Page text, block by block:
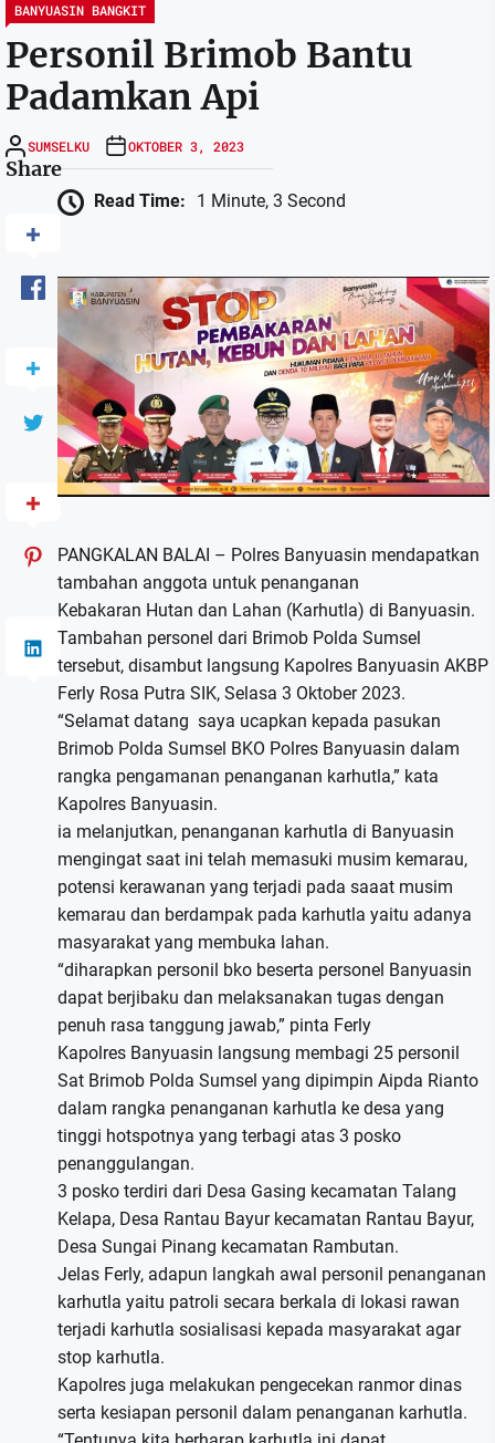
BANYUASIN BANGKIT
Personil Brimob Bantu
Padamkan Api
SUMSELKU OKTOBER 3, 2023
Share
Read Time: 1 Minute, 3 Second
PANGKALAN BALAI – Polres Banyuasin mendapatkan
tambahan anggota untuk penanganan
Kebakaran Hutan dan Lahan (Karhutla) di Banyuasin.
Tambahan personel dari Brimob Polda Sumsel
tersebut, disambut langsung Kapolres Banyuasin AKBP
Ferly Rosa Putra SIK, Selasa 3 Oktober 2023.
“Selamat datang saya ucapkan kepada pasukan
Brimob Polda Sumsel BKO Polres Banyuasin dalam
rangka pengamanan penanganan karhutla,” kata
Kapolres Banyuasin.
ia melanjutkan, penanganan karhutla di Banyuasin
mengingat saat ini telah memasuki musim kemarau,
potensi kerawanan yang terjadi pada saaat musim
kemarau dan berdampak pada karhutla yaitu adanya
masyarakat yang membuka lahan.
“diharapkan personil bko beserta personel Banyuasin
dapat berjibaku dan melaksanakan tugas dengan
penuh rasa tanggung jawab,” pinta Ferly
Kapolres Banyuasin langsung membagi 25 personil
Sat Brimob Polda Sumsel yang dipimpin Aipda Rianto
dalam rangka penanganan karhutla ke desa yang
tinggi hotspotnya yang terbagi atas 3 posko
penanggulangan.
3 posko terdiri dari Desa Gasing kecamatan Talang
Kelapa, Desa Rantau Bayur kecamatan Rantau Bayur,
Desa Sungai Pinang kecamatan Rambutan.
Jelas Ferly, adapun langkah awal personil penanganan
karhutla yaitu patroli secara berkala di lokasi rawan
terjadi karhutla sosialisasi kepada masyarakat agar
stop karhutla.
Kapolres juga melakukan pengecekan ranmor dinas
serta kesiapan personil dalam penanganan karhutla.